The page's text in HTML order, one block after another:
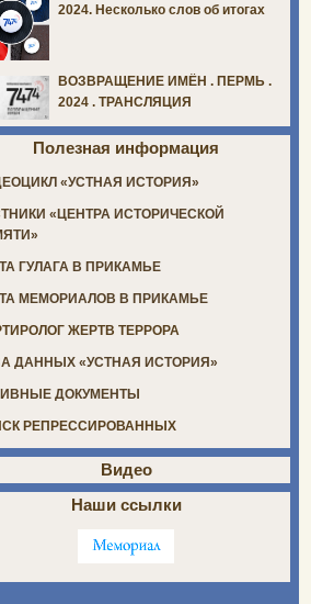
2024. Несколько слов об итогах
ВОЗВРАЩЕНИЕ ИМЁН . ПЕРМЬ .
2024 . ТРАНСЛЯЦИЯ
Полезная информация
«УСТНАЯ ИСТОРИЯ»
«ЦЕНТРА ИСТОРИЧЕСКОЙ
ГУЛАГА В ПРИКАМЬЕ
МЕМОРИАЛОВ В ПРИКАМЬЕ
ЖЕРТВ ТЕРРОРА
ДАННЫХ «УСТНАЯ ИСТОРИЯ»
ДОКУМЕНТЫ
РЕПРЕССИРОВАННЫХ
Видео
Наши ссылки